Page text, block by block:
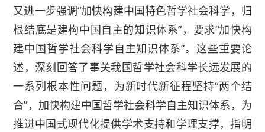
又进一步强调“加快构建中国特色哲学社会科学，归
根结底是建构中国自主的知识体系”，要求“加快构
建中国哲学社会科学自主知识体系”。这些重要论
述，深刻回答了事关我国哲学社会科学长远发展的
一系列根本性问题，为新时代新征程坚持“两个结
合”，加快构建中国哲学社会科学自主知识体系，为
推进中国式现代化提供学术支持和学理支撑，指明